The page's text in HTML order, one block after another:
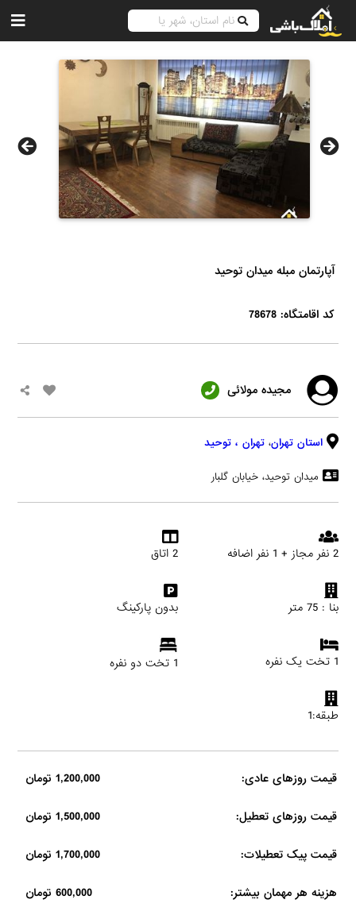
آپارتمان مبله ميدان توحيد
کد اقامتگاه: 78678
مجیده مولائی
استان تهران، تهران ، توحید
ميدان توحيد، خيابان گلبار
2 نفر مجاز + 1 نفر اضافه 2 اتاق
بنا : 75 متر بدون پارکینگ
1 تخت یک نفره 1 تخت دو نفره
طبقه:1
قیمت روزهای عادی: 1,200,000 تومان
قیمت روزهای تعطیل: 1,500,000 تومان
قیمت پیک تعطیلات: 1,700,000 تومان
هزینه هر مهمان بیشتر: 600,000 تومان